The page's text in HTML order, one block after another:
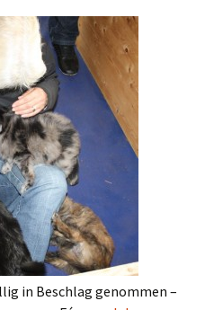
in Beschlag genommen –